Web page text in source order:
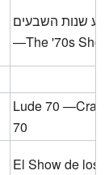
שנות השבעים
—The '70s
Lude 70
70
El Show de los